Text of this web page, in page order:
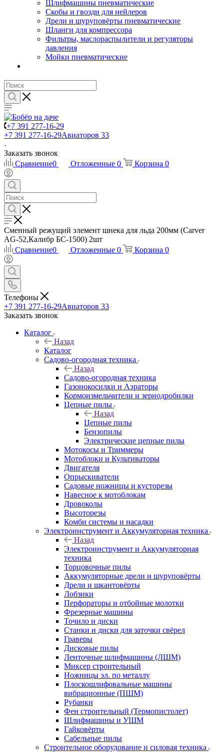
Шлифмашины пневматические
Скобы и гвозди для нейлеров
Дрели и шуруповёрты пневматические
Шланги для компрессора
Фильтры, маслораспылители и регуляторы
давления
Мойки пневматические
+7 391 277-16-29
+7 391 277-16-29Авиаторов 33
Заказать звонок
Сравнение0 Отложенные 0 Корзина 0
Сменный режущий элемент шнека для льда 200мм (Carver
AG-52,Калибр БС-1500) 2шт
Сравнение0 Отложенные 0 Корзина 0
Телефоны
+7 391 277-16-29Авиаторов 33
Заказать звонок
Каталог
Назад
Каталог
Садово-огородная техника
Назад
Садово-огородная техника
Газонокосилки и Аэраторы
Кормоизмельчители и зернодробилки
Цепные пилы
Назад
Цепные пилы
Бензопилы
Электрические цепные пилы
Мотокосы и Триммеры
Мотоблоки и Культиваторы
Двигателя
Опрыскиватели
Садовые ножницы и кусторезы
Навесное к мотоблокам
Дровоколы
Высоторезы
Комби системы и насадки
Электроинструмент и Аккумуляторная техника
Назад
Электроинструмент и Аккумуляторная
техника
Торцовочные пилы
Аккумуляторные дрели и шуруповёрты
Дрели и шкантовёрты
Лобзики
Перфораторы и отбойные молотки
Фрезерные машины
Точило и диски
Станки и диски для заточки свёрел
Граверы
Дисковые пилы
Ленточные шлифмашины (ЛШМ)
Миксер строительный
Ножницы эл. по металлу
Плоскошлифовальные машины
вибрационные (ПШМ)
Рубанки
Фен строительный (Термопистолет)
Шлифмашины и УШМ
Гайковёрты
Сабельные пилы
Строительное оборудование и силовая техника